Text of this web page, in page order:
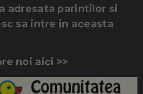
adresata parintilor si
sa intre in aceasta
noi aici >>